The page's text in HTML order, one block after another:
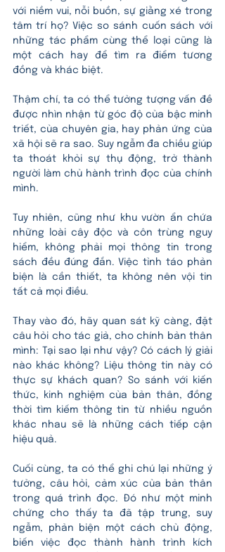
với niềm vui, nỗi buồn, sự giằng xé trong
tâm trí họ? Việc so sánh cuốn sách với
những tác phẩm cùng thể loại cũng là
một cách hay để tìm ra điểm tương
đồng và khác biệt.
Thậm chí, ta có thể tưởng tượng vấn đề
được nhìn nhận từ góc độ của bậc minh
triết, của chuyên gia, hay phản ứng của
xã hội sẽ ra sao. Suy ngẫm đa chiều giúp
ta thoát khỏi sự thụ động, trở thành
người làm chủ hành trình đọc của chính
mình.
Tuy nhiên, cũng như khu vườn ẩn chứa
những loài cây độc và côn trùng nguy
hiểm, không phải mọi thông tin trong
sách đều đúng đắn. Việc tỉnh táo phản
biện là cần thiết, ta không nên vội tin
tất cả mọi điều.
Thay vào đó, hãy quan sát kỹ càng, đặt
câu hỏi cho tác giả, cho chính bản thân
mình: Tại sao lại như vậy? Có cách lý giải
nào khác không? Liệu thông tin này có
thực sự khách quan? So sánh với kiến
thức, kinh nghiệm của bản thân, đồng
thời tìm kiếm thông tin từ nhiều nguồn
khác nhau sẽ là những cách tiếp cận
hiệu quả.
Cuối cùng, ta có thể ghi chú lại những ý
tưởng, câu hỏi, cảm xúc của bản thân
trong quá trình đọc. Đó như một minh
chứng cho thấy ta đã tập trung, suy
ngẫm, phản biện một cách chủ động,
biến việc đọc thành hành trình kích